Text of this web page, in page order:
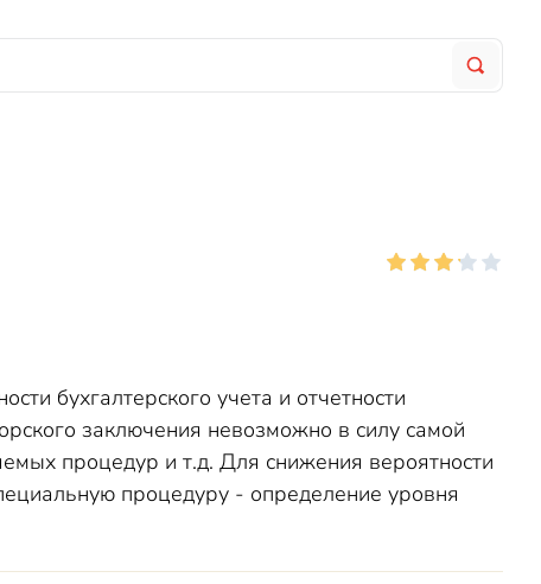
бухгалтерского учета и отчетности
заключения невозможно в силу самой
процедур и т.д. Для снижения вероятности
процедуру - определение уровня